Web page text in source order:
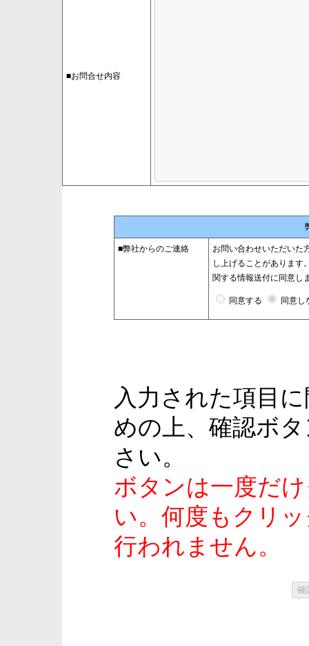
■お問合せ内容
■弊社からのご連絡
お問い合わせいただいた
し上げることがあります
関する情報送付に同意し
同意する 同意し
入力された項目
めの上、確認ボ
さい。
ボタンは一度だ
い。何度もクリ
行われません。